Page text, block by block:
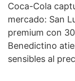
Coca-Cola
mercado: San
premium con
Benedictino
sensibles al